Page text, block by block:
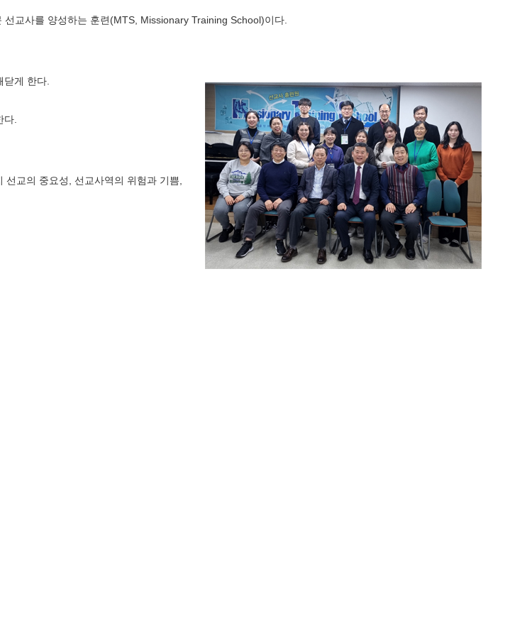
교사를 양성하는 훈련(MTS, Missionary Training School)이다.
게 한다.
.
교의 중요성, 선교사역의 위험과 기쁨,